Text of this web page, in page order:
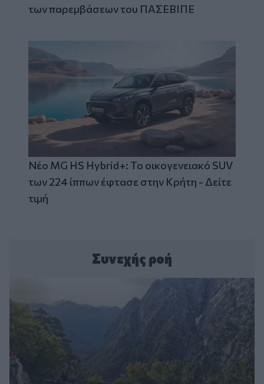
των παρεμβάσεων του ΠΑΣΕΒΙΠΕ
Νέο MG HS Hybrid+: Το οικογενειακό SUV
των 224 ίππων έφτασε στην Κρήτη - Δείτε
τιμή
Συνεχής ροή